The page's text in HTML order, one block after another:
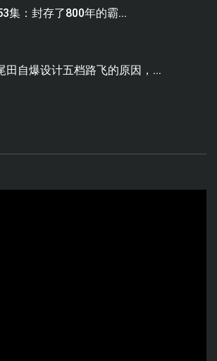
集：封存了800年的霸...
田自爆设计五档路飞的原因，...